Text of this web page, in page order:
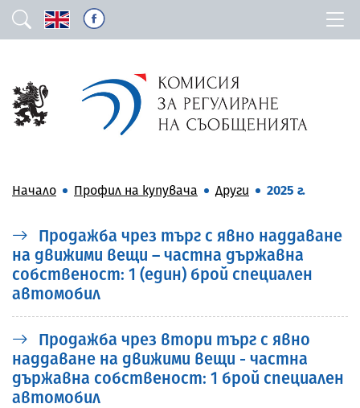
Начало Профил на купувача Други 2025 г.
Продажба чрез търг с явно наддаване
на движими вещи – частна държавна
собственост: 1 (един) брой специален
автомобил
Продажба чрез втори търг с явно
наддаване на движими вещи - частна
държавна собственост: 1 брой специален
автомобил